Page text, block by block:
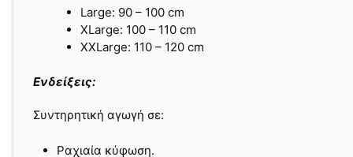
Large: 90 – 100 cm
XLarge: 100 – 110 cm
XXLarge: 110 – 120 cm
Ενδείξεις:
Συντηρητική αγωγή σε:
Ραχιαία κύφωση.